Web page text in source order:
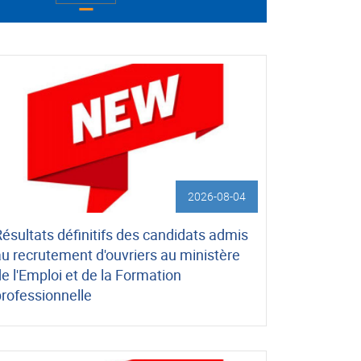
2026-08-04
définitifs des candidats admis
recrutement d'ouvriers au ministère
l'Emploi et de la Formation